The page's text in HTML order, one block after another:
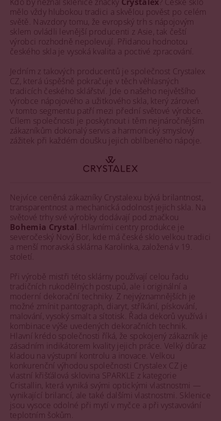
mělo vždy hlubokou tradici a skvělou pověst po celém
světě. Navzdory tomu, že evropský trh s nápojovým
sklem ovládli levnější producenti z Asie, tak čeští
výrobci rozhodně nepolevují. Přidanou hodnotou
českého skla je vysoká kvalita a poctivé zpracování.
Jedním z takových producentů je společnost Crystalex
CZ, která úspěšně pokračuje v těch věhlasných
tradicích českého sklářství. Jde o našeho největšího
výrobce nápojového a užitkového skla, který zároveň
v tomto segmentu patří mezi přední světové výrobce.
Cílem společnosti je poskytnout i těm nejnáročnějším
zákazníkům dokonalý servis a harmonický smyslový
zážitek při každém doušku jejich oblíbeného nápoje.
Nejvíce ceněná zákazníky Crystalexu bývá brilantnost,
transparentnost a mechanická odolnost jejich skla. Na
světové trhy své výrobky dodávají pod značkou
Bohemia Crystal . Hlavními centry produkce je
severočeský Nový Bor, kde má české sklo velkou tradici
a menší moravská sklárna Karolinka, založená v 19.
století.
Při výrobě mistři této sklárny používají celou řadu
tradičních rukodělných postupů, ale i originální a
moderní dekorační techniky. Z nejvýznamnějších je
možné zmínit pantograph, diaryt, stříkání, pískování,
malování, vysoký smalt a sítotisk. Řada dekorů využívá i
kombinace výše uvedených dekoračních technik.
Hlavní krédo společnosti říká, že spokojený zákazník je
zásadním indikátorem kvality jejich práce. Velký důraz
kladou na výstupní kontrolu a inovace. Velkou
konkurenční výhodou společnosti Crystalex CZ je
vlastní křišťálová sklovina SPARKLE z kategorie
Cristallin, která vyniká svými optickými vlastnostmi —
vynikající brilancí, ale také dalšími vlastnostmi. Sklenice
jsou vysoce odolné při mytí v myčce a při vystavování
teplotním šokům.